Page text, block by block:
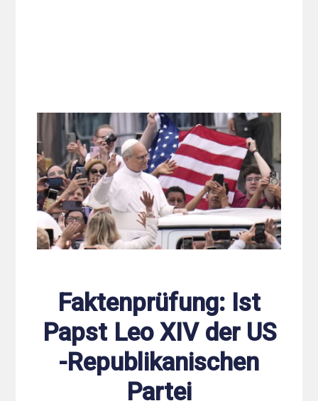
Faktenprüfung: Ist
Papst Leo XIV der US
-Republikanischen
Partei